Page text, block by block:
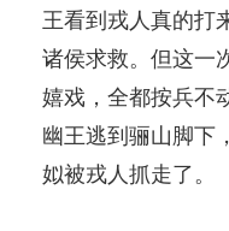
王看到戎人真的打
诸侯求救。但这一
嬉戏，全都按兵不
幽王逃到骊山脚下
姒被戎人抓走了。